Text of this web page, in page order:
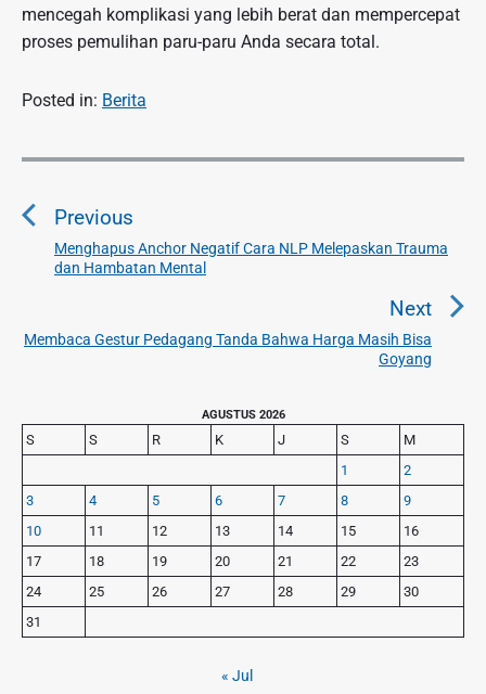
mencegah komplikasi yang lebih berat dan mempercepat
proses pemulihan paru-paru Anda secara total.
Posted in: Berita
N
v
s
o
s
Previous
P
r
v
s
t
:
Menghapus Anchor Negatif Cara NLP Melepaskan Trauma
dan Hambatan Mental
Next
N
t
p
Membaca Gestur Pedagang Tanda Bahwa Harga Masih Bisa
Goyang
r
i
m
a
r
y
S
d
e
AGUSTUS 2026
S S R K J S
M
1
2
3
4 5 6 7 8
9
10
11 12 13 14 15
16
17
18 19 20 21 22
23
24
25 26 27 28 29
30
31
« Jul